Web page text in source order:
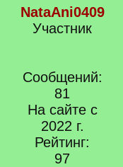
NataAni0409
Участник
Сообщений:
81
На сайте с
2022 г.
Рейтинг:
97